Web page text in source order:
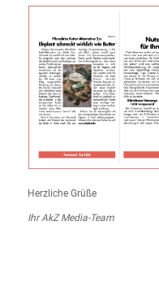
Herzliche Grüße
Ihr AkZ Media-Team